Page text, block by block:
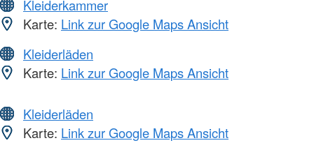
Kleiderkammer
Karte: Link zur Google Maps Ansicht
Kleiderläden
Karte: Link zur Google Maps Ansicht
Kleiderläden
Karte: Link zur Google Maps Ansicht